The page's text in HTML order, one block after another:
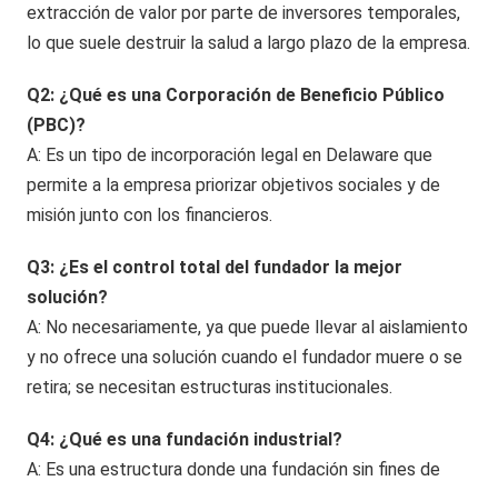
extracción de valor por parte de inversores temporales,
lo que suele destruir la salud a largo plazo de la empresa.
Q2: ¿Qué es una Corporación de Beneficio Público
(PBC)?
A: Es un tipo de incorporación legal en Delaware que
permite a la empresa priorizar objetivos sociales y de
misión junto con los financieros.
Q3: ¿Es el control total del fundador la mejor
solución?
A: No necesariamente, ya que puede llevar al aislamiento
y no ofrece una solución cuando el fundador muere o se
retira; se necesitan estructuras institucionales.
Q4: ¿Qué es una fundación industrial?
A: Es una estructura donde una fundación sin fines de